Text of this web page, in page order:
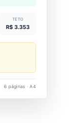
TETO
R$ 3.353
6 páginas · A4